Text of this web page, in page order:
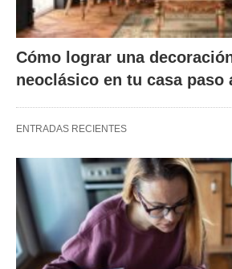
Cómo lograr una
neoclásico en tu casa paso
ENTRADAS RECIENTES